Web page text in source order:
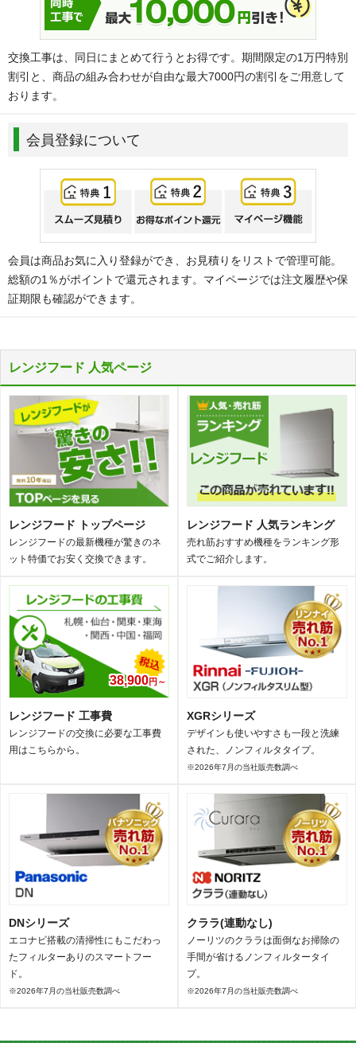
交換工事は、同日にまとめて行うとお得です。期間限定の1万円特別
割引と、商品の組み合わせが自由な最大7000円の割引をご用意して
おります。
会員登録について
会員は商品お気に入り登録ができ、お見積りをリストで管理可能。
総額の1％がポイントで還元されます。マイページでは注文履歴や保
証期限も確認ができます。
レンジフード 人気ページ
レンジフード トップページ
レンジフードの最新機種が驚きのネ
ット特価でお安く交換できます。
レンジフード 人気ランキング
売れ筋おすすめ機種をランキング形
式でご紹介します。
38,900 円～
レンジフード 工事費
レンジフードの交換に必要な工事費
用はこちらから。
XGRシリーズ
デザインも使いやすさも一段と洗練
された、ノンフィルタタイプ。
※2026年7月の当社販売数調べ
DNシリーズ
エコナビ搭載の清掃性にもこだわっ
たフィルターありのスマートフー
ド。
※2026年7月の当社販売数調べ
クララ(連動なし)
ノーリツのクララは面倒なお掃除の
手間が省けるノンフィルタータイ
プ。
※2026年7月の当社販売数調べ